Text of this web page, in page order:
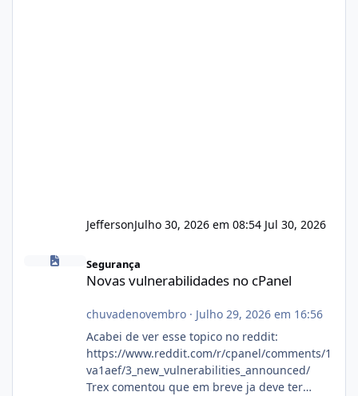
JeffersonJulho 30, 2026 em 08:54 Jul 30, 2026
Novas vulnerabilidades no cPanel
Segurança
Novas vulnerabilidades no cPanel
chuvadenovembro· Julho 29, 2026 em 16:56
Acabei de ver esse topico no reddit:
https://www.reddit.com/r/cpanel/comments/1
va1aef/3_new_vulnerabilities_announced/
Trex comentou que em breve ja deve ter